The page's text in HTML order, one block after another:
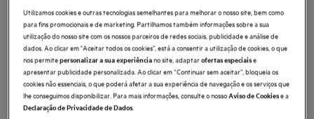
4.4 (221)
Ficha de informação do produto
Benefícios
Com cobertura até 3 vezes superior, o SatelliteClean® deixa a loiça
impecável
Com cobertura até 3 vezes superior, alcança cada canto para uma limpeza
potente e eficaz
Estabilizam e protegem os seus copos de forma eficiente, impedindo-os de
Utilizamos cookies e outras tecnologias semelhantes para melhorar o nosso site, bem como
para fins promocionais e de marketing. Partilhamos também informações sobre a sua
utilização do nosso site com os nossos parceiros de redes sociais, publicidade e análise de
dados. Ao clicar em "Aceitar todos os cookies”, está a consentir a utilização de cookies, o que
nos permitepersonalizar a sua experiênciano site, adaptarofertas especiaise
apresentar publicidade personalizada. Ao clicar em “Continuar sem aceitar”, bloqueia os
cookies não essenciais, o que poderá afetar a sua experiência de navegação e os serviços que
lhe conseguimos disponibilizar. Para mais informações, consulte o nossoAviso de Cookiese a
Declaração de Privacidade de Dados.